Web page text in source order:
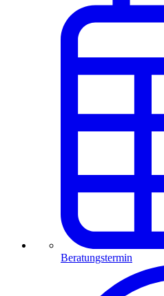
Beratungstermin